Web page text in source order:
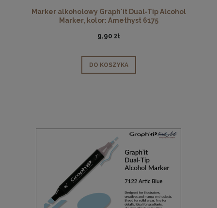
Marker alkoholowy Graph'it Dual-Tip Alcohol
Marker, kolor: Amethyst 6175
9,90 zł
DO KOSZYKA